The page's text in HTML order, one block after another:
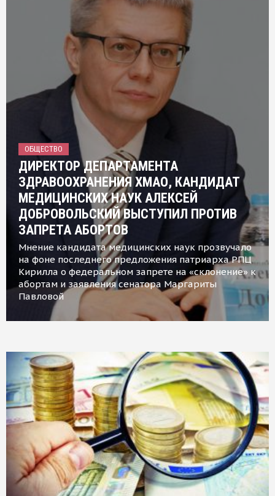
ОБЩЕСТВО
ДИРЕКТОР ДЕПАРТАМЕНТА
ЗДРАВООХРАНЕНИЯ ХМАО, КАНДИДАТ
МЕДИЦИНСКИХ НАУК АЛЕКСЕЙ
ДОБРОВОЛЬСКИЙ ВЫСТУПИЛ ПРОТИВ
ЗАПРЕТА АБОРТОВ
Мнение кандидата медицинских наук прозвучало
на фоне последнего предложения патриарха РПЦ
Кирилла о федеральном запрете на «склонение» к
абортам и заявления сенатора Маргариты
Павловой